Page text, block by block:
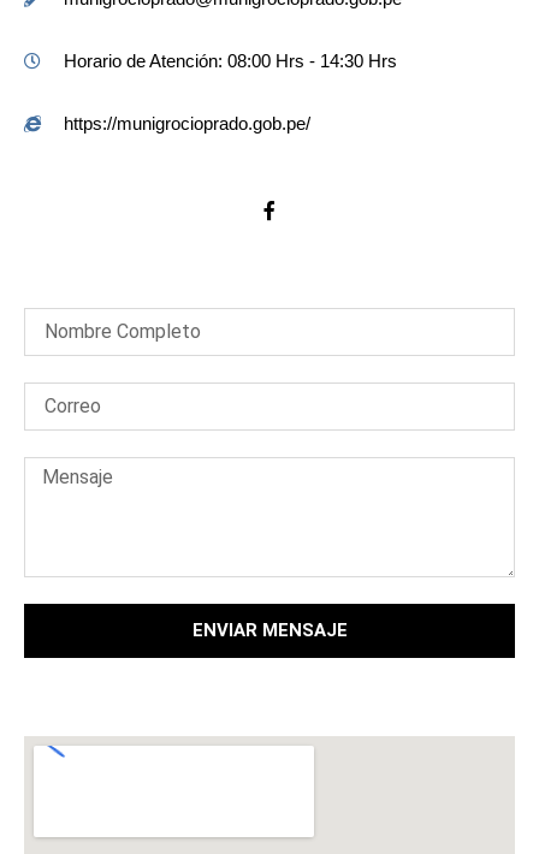
Horario de Atención: 08:00 Hrs - 14:30 Hrs
https://munigrocioprado.gob.pe/
ENVIAR MENSAJE